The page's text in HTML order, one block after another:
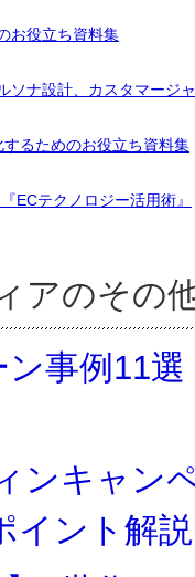
お役立ち資料集
ソナ設計、カスタマージ
るためのお役立ち資料集
ECテクノロジー活用術』
アのその
事例11
ンキャン
イント解説